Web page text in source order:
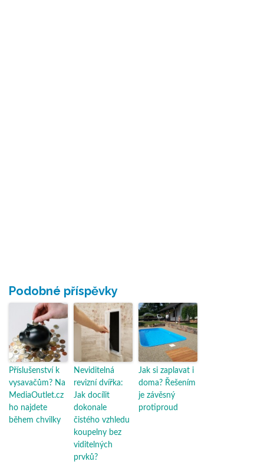
Podobné příspěvky
Příslušenství k
vysavačům? Na
MediaOutlet.cz
ho najdete
během chvilky
Neviditelná
revizní dvířka:
Jak docílit
dokonale
čistého vzhledu
koupelny bez
viditelných
prvků?
Jak si zaplavat i
doma? Řešením
je závěsný
protiproud